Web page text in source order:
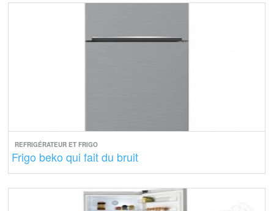
REFRIGÉRATEUR ET FRIGO
Frigo beko qui fait du bruit